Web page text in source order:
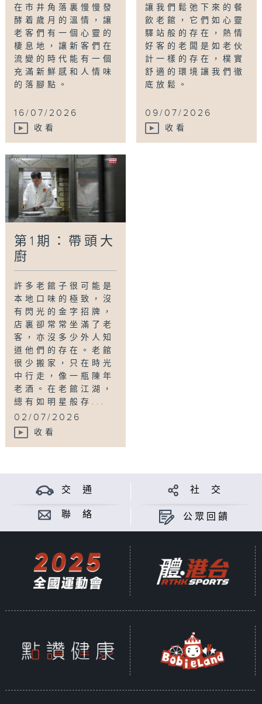
在市井角落裏慢慢發
酵着歲月的溫情，讓
老客們有一個心靈的
棲息地，讓新客們在
流變的時代能有一個
充滿新鮮感和人情味
的落腳點。
16/07/2026
收看
讓我們鬆弛下來的餐
飲老館，它們如心靈
驛站般的存在，熱情
好客的老闆是如老伙
計一樣的存在，樸實
舒適的環境讓我們徹
底放鬆。
09/07/2026
收看
第1期：帶頭大
廚
許多老館子很可能是
本地口味的極致，沒
有閃光的金字招牌，
店裏卻常常坐滿了老
客，亦沒多少外人知
道他們的存在。老館
很少搬家，只在時光
中行走，像一瓶陳年
老酒。在老館江湖，
總有如明星般存...
02/07/2026
收看
交 通 社 交
聯 絡 公眾回饋